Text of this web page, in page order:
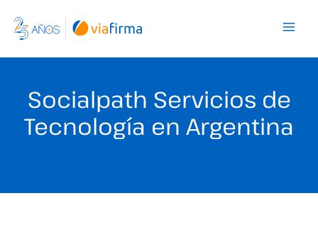
contenido
Socialpath Servicios de
Tecnología en Argentina